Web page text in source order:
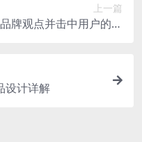
上一篇
牌观点并击中用户的内
设计详解